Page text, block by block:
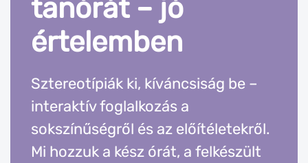
tanórát – jó
értelemben
Sztereotípiák ki, kíváncsiság be –
interaktív foglalkozás a
sokszínűségről és az előítéletekről.
Mi hozzuk a kész órát, a felkészült